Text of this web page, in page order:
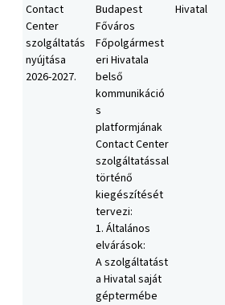
Contact
Center
szolgáltatás
nyújtása
2026-2027.
Budapest
Főváros
Főpolgármest
eri Hivatala
belső
kommunikáció
s
platformjának
Contact Center
szolgáltatással
történő
kiegészítését
tervezi:
1. Általános
elvárások:
A szolgáltatást
a Hivatal saját
géptermébe
Hivatal